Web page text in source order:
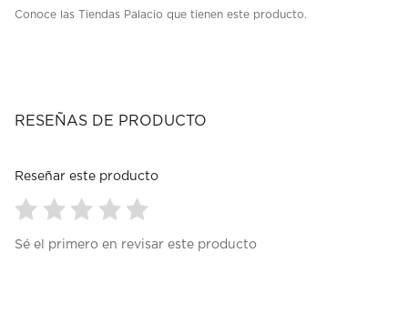
Conoce las Tiendas Palacio que tienen este producto.
RESEÑAS DE PRODUCTO
Reseñar este producto
paraparaparaparapara
Sé el primero en revisar este producto